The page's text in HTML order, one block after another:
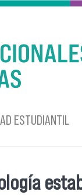
ESTUDIANTIL